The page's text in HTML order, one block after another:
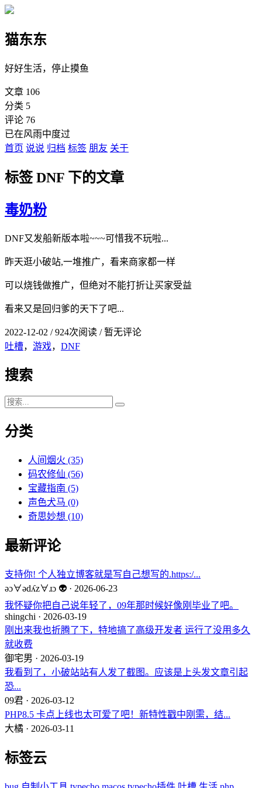
猫东东
好好生活，停止摸鱼
文章 106
分类 5
评论 76
已在风雨中度过
首页 说说 归档 标签 朋友 关于
标签 DNF 下的文章
毒奶粉
DNF又发船新版本啦~~~可惜我不玩啦...
昨天逛小破站,一堆推广，看来商家都一样
可以烧钱做推广，但绝对不能打折让买家受益
看来又是回归爹的天下了吧...
2022-12-02 /924次阅读 / 暂无评论
吐槽， 游戏， DNF
搜索
分类
人间烟火 (35)
码农修仙 (56)
宝藏指南 (5)
声色犬马 (0)
奇思妙想 (10)
最新评论
支持你! 个人独立博客就是写自己想写的.https:/...
ǝɔ∀ǝdʎz∀ɹɔ 👽 · 2026-06-23
我怀疑你把自己说年轻了，09年那时候好像刚毕业了吧。
shingchi · 2026-03-19
刚出来我也折腾了下，特地搞了高级开发者 运行了没用多久
就收费
御宅男 · 2026-03-19
我看到了，小破站站有人发了截图。应该是上头发文章引起
恐...
09君 · 2026-03-12
PHP8.5 卡点上线也太可爱了吧！新特性戳中刚需，结...
大橘 · 2026-03-11
标签云